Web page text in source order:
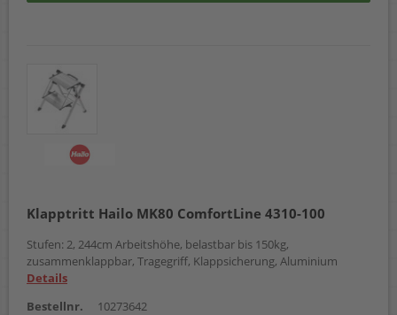
Klapptritt Hailo MK80 ComfortLine 4310-100
Stufen: 2, 244cm Arbeitshöhe, belastbar bis 150kg,
zusammenklappbar, Tragegriff, Klappsicherung, Aluminium
Details
Bestellnr.
10273642